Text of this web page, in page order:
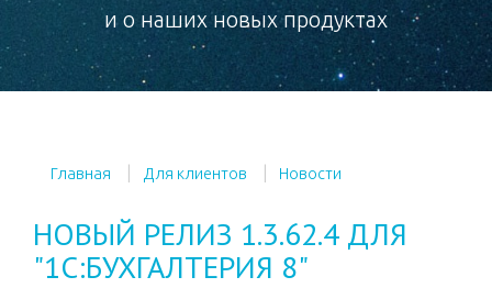
и о наших новых продуктах
Главная Для клиентов Новости
НОВЫЙ РЕЛИЗ 1.3.62.4 ДЛЯ
"1С:БУХГАЛТЕРИЯ 8"